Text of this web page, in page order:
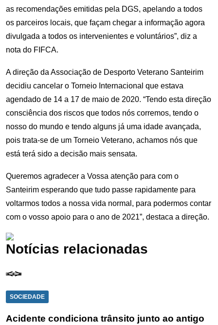
as recomendações emitidas pela DGS, apelando a todos
os parceiros locais, que façam chegar a informação agora
divulgada a todos os intervenientes e voluntários”, diz a
nota do FIFCA.
A direção da Associação de Desporto Veterano Santeirim
decidiu cancelar o Torneio Internacional que estava
agendado de 14 a 17 de maio de 2020. “Tendo esta direção
consciência dos riscos que todos nós corremos, tendo o
nosso do mundo e tendo alguns já uma idade avançada,
pois trata-se de um Torneio Veterano, achamos nós que
está terá sido a decisão mais sensata.
Queremos agradecer a Vossa atenção para com o
Santeirim esperando que tudo passe rapidamente para
voltarmos todos a nossa vida normal, para podermos contar
com o vosso apoio para o ano de 2021”, destaca a direção.
Notícias relacionadas
SOCIEDADE
Acidente condiciona trânsito junto ao antigo